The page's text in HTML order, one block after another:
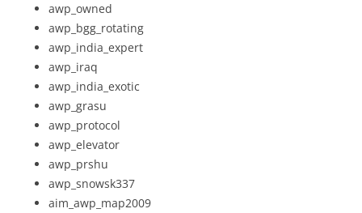
awp_owned
awp_bgg_rotating
awp_india_expert
awp_iraq
awp_india_exotic
awp_grasu
awp_protocol
awp_elevator
awp_prshu
awp_snowsk337
aim_awp_map2009